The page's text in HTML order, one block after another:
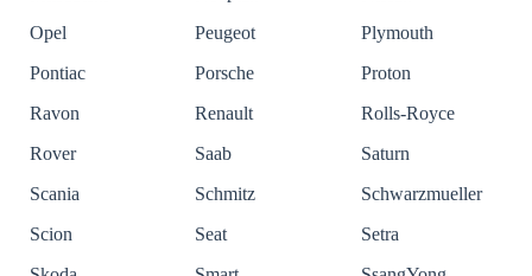
Opel
Peugeot
Plymouth
Pontiac
Porsche
Proton
Ravon
Renault
Rolls-Royce
Rover
Saab
Saturn
Scania
Schmitz
Schwarzmueller
Scion
Seat
Setra